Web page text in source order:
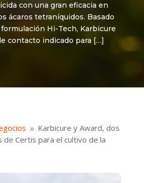
con una gran eficacia en
ácaros tetraníquidos. Basado
Hi-Tech, Karbicure
contacto indicado para […]
9 Karbicure y Award, dos
de Certis para el cultivo de la